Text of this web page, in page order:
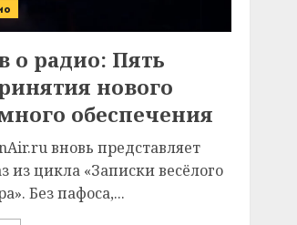
о радио: Пять
нового
обеспечения
вновь представляет
из цикла «Записки весёлого
Без пафоса,...